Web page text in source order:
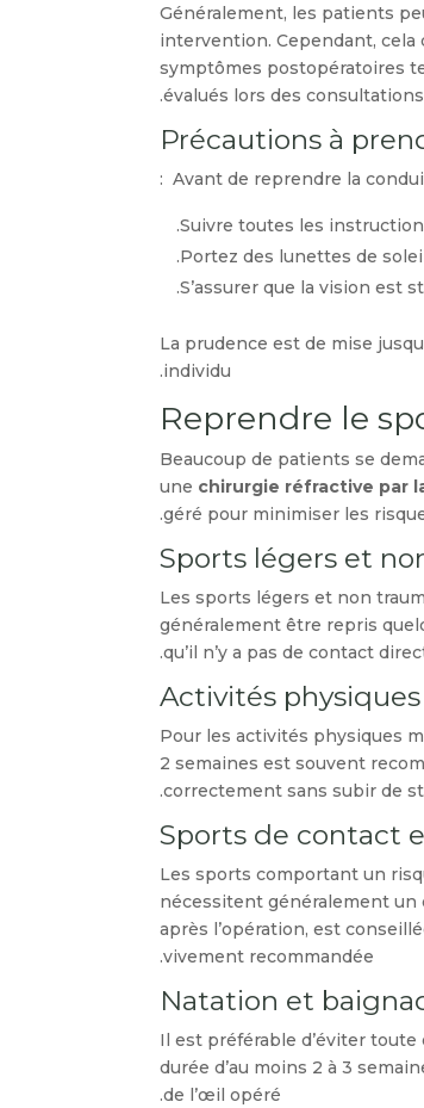
Généralement, les patients
intervention. Cependant, cela
symptômes postopératoires
évalués lors des
Précautions à
Avant de reprendre la
Suivre toutes les
Portez des lunettes de
S’assurer que la vision est
La prudence est de mise
individu.
Reprendre le
Beaucoup de patients se
une chirurgie réfractive par
géré pour minimiser les
Sports légers et
Les sports légers et non
généralement être repris
qu’il n’y a pas de contact
Activités
Pour les activités physiques
2 semaines est souvent
correctement sans subir de
Sports de contact
Les sports comportant un
nécessitent généralement un
après l’opération, est
vivement recommandée.
Natation et
Il est préférable d’éviter toute
durée d’au moins 2 à 3
de l’œil opéré.